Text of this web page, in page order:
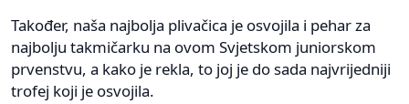
Također, naša najbolja plivačica je osvojila i pehar za
najbolju takmičarku na ovom Svjetskom juniorskom
prvenstvu, a kako je rekla, to joj je do sada najvrijedniji
trofej koji je osvojila.